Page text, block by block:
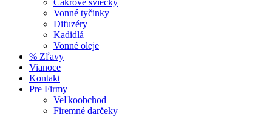
Čakrové sviečky
Vonné tyčinky
Difuzéry
Kadidlá
Vonné oleje
% Zľavy
Vianoce
Kontakt
Pre Firmy
Veľkoobchod
Firemné darčeky